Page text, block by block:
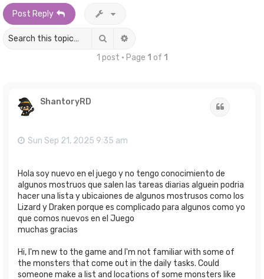
Post Reply
Search
1 post • Page 1 of 1
ShantoryRD
Sun Sep 21, 2025 9:35 am
Hola soy nuevo en el juego y no tengo conocimiento de
algunos mostruos que salen las tareas diarias alguein podria
hacer una lista y ubicaiones de algunos mostrusos como los
Lizard y Draken porque es complicado para algunos como yo
que comos nuevos en el Juego
muchas gracias
Hi, I'm new to the game and I'm not familiar with some of
the monsters that come out in the daily tasks. Could
someone make a list and locations of some monsters like